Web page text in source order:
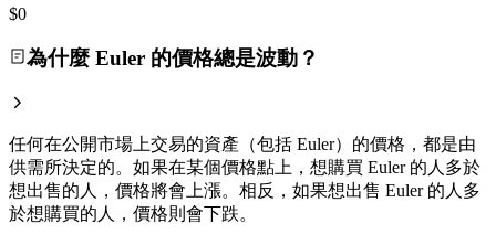
$0
為什麼 Euler 的價格總是波動？
任何在公開市場上交易的資產（包括 Euler）的價格，都是由
供需所決定的。如果在某個價格點上，想購買 Euler 的人多於
想出售的人，價格將會上漲。相反，如果想出售 Euler 的人多
於想購買的人，價格則會下跌。